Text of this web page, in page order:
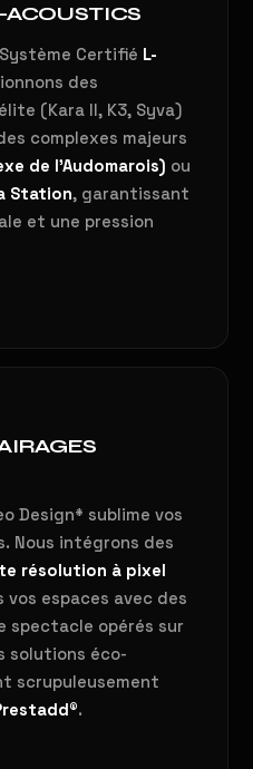
ACOUSTICS
Certifié L-
des
(Kara II, K3, Syva)
complexes majeurs
de l'Audomarois) ou
Station, garantissant
et une pression
Design* sublime vos
Nous intégrons des
résolution à pixel
espaces avec des
spectacle opérés sur
solutions éco-
scrupuleusement
.